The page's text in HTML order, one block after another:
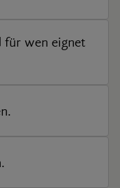
für wen eignet